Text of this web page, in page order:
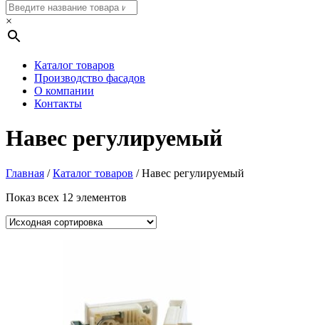
×
Каталог товаров
Производство фасадов
О компании
Контакты
Навес регулируемый
Главная /Каталог товаров / Навес регулируемый
Показ всех 12 элементов